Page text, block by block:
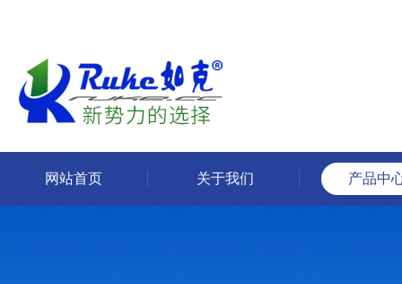
网站首页 关于我们 产品中